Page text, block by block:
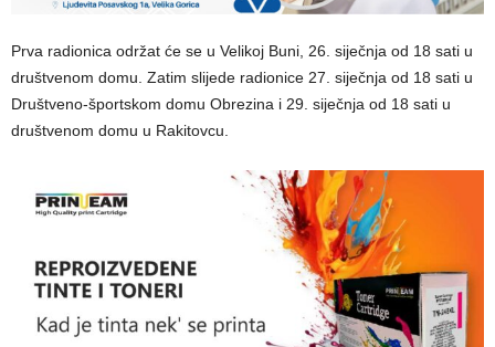
Prva radionica održat će se u Velikoj Buni, 26. siječnja od 18 sati u
društvenom domu. Zatim slijede radionice 27. siječnja od 18 sati u
Društveno-športskom domu Obrezina i 29. siječnja od 18 sati u
društvenom domu u Rakitovcu.